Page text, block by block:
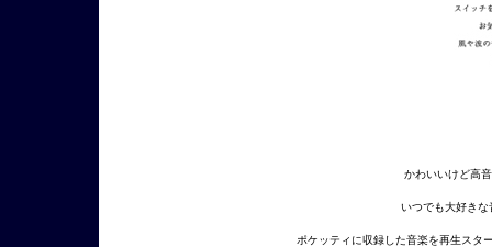
かわいいけど高
いつでも大好き
ポケッティに収録した音楽を再生スタ